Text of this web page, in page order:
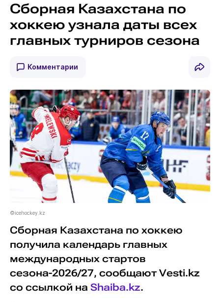
Сборная Казахстана по
хоккею узнала даты всех
главных турниров сезона
Комментарии
©icehockey.kz
Сборная Казахстана по хоккею
получила календарь главных
международных стартов
сезона-2026/27, сообщают Vesti.kz
со ссылкой на Shaiba.kz.